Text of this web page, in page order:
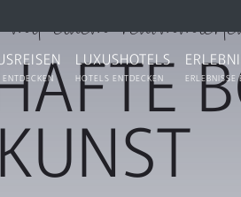
ENTDECKEN
LUXUSHOTELS
HOTELS ENTDECKEN ERLEBNISSE
einem
KUNST